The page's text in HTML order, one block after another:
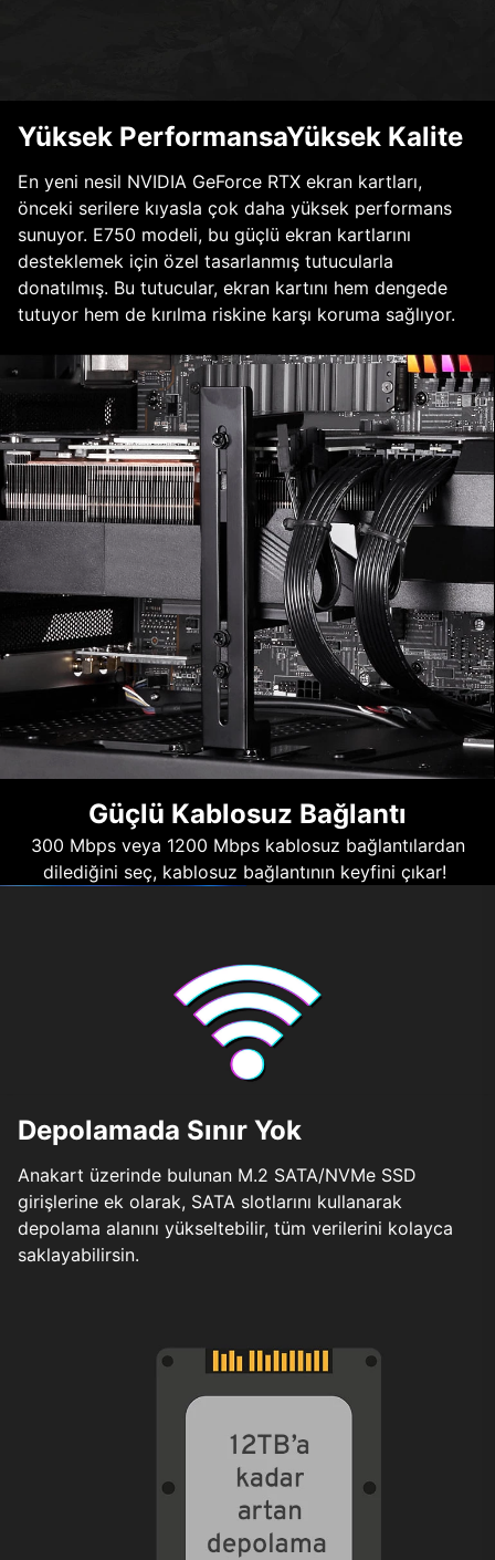
Yüksek PerformansaYüksek Kalite
En yeni nesil NVIDIA GeForce RTX ekran kartları,
önceki serilere kıyasla çok daha yüksek performans
sunuyor. E750 modeli, bu güçlü ekran kartlarını
desteklemek için özel tasarlanmış tutucularla
donatılmış. Bu tutucular, ekran kartını hem dengede
tutuyor hem de kırılma riskine karşı koruma sağlıyor.
Güçlü Kablosuz Bağlantı
300 Mbps veya 1200 Mbps kablosuz bağlantılardan
dilediğini seç, kablosuz bağlantının keyfini çıkar!
Depolamada Sınır Yok
Anakart üzerinde bulunan M.2 SATA/NVMe SSD
girişlerine ek olarak, SATA slotlarını kullanarak
depolama alanını yükseltebilir, tüm verilerini kolayca
saklayabilirsin.